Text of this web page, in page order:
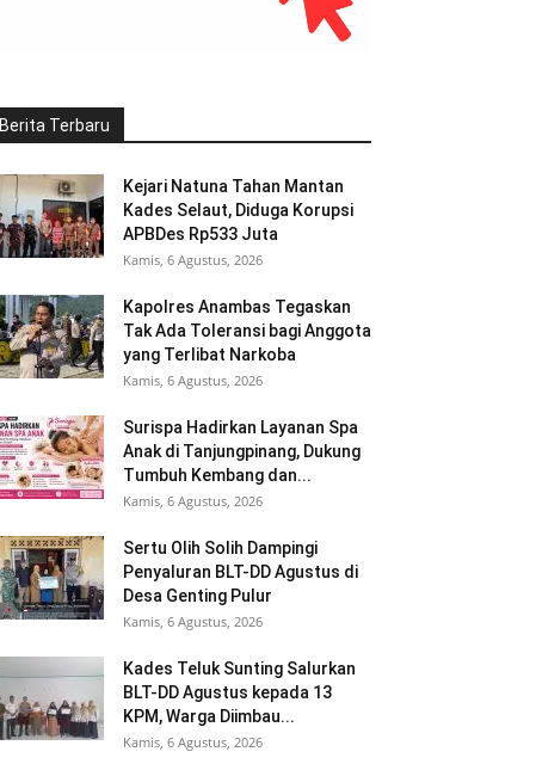
Berita Terbaru
Kejari Natuna Tahan Mantan
Kades Selaut, Diduga Korupsi
APBDes Rp533 Juta
Kamis, 6 Agustus, 2026
Kapolres Anambas Tegaskan
Tak Ada Toleransi bagi Anggota
yang Terlibat Narkoba
Kamis, 6 Agustus, 2026
Surispa Hadirkan Layanan Spa
Anak di Tanjungpinang, Dukung
Tumbuh Kembang dan...
Kamis, 6 Agustus, 2026
Sertu Olih Solih Dampingi
Penyaluran BLT-DD Agustus di
Desa Genting Pulur
Kamis, 6 Agustus, 2026
Kades Teluk Sunting Salurkan
BLT-DD Agustus kepada 13
KPM, Warga Diimbau...
Kamis, 6 Agustus, 2026